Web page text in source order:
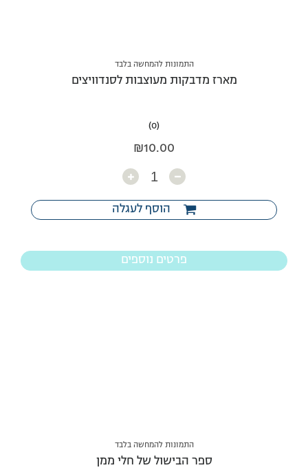
התמונות להמחשה בלבד
מארז מדבקות מעוצבות לסנדוויצים
(0)
₪10.00
כמות
הוסף לעגלה
פרטים נוספים
התמונות להמחשה בלבד
ספר הבישול של חלי ממן